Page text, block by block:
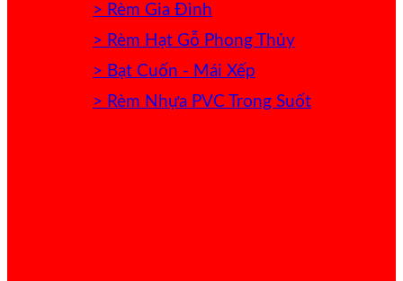
> Rèm Gia Đình
> Rèm Hạt Gỗ Phong Thủy
> Bạt Cuốn - Mái Xếp
> Rèm Nhựa PVC Trong Suốt